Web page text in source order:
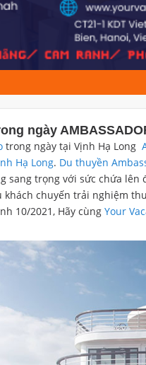
ngày
trong ngày tại Vịnh Hạ Long
Hạ Long. Du thuyền
sang trọng với sức chứa
khách chuyến trải nghiệm
10/2021, Hãy cùng Your